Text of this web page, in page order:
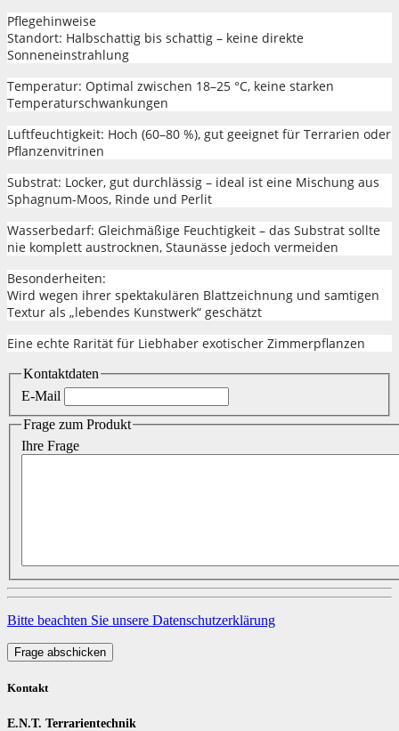
Pflegehinweise
Standort: Halbschattig bis schattig – keine direkte
Sonneneinstrahlung
Temperatur: Optimal zwischen 18–25 °C, keine starken
Temperaturschwankungen
Luftfeuchtigkeit: Hoch (60–80 %), gut geeignet für Terrarien oder
Pflanzenvitrinen
Substrat: Locker, gut durchlässig – ideal ist eine Mischung aus
Sphagnum-Moos, Rinde und Perlit
Wasserbedarf: Gleichmäßige Feuchtigkeit – das Substrat sollte
nie komplett austrocknen, Staunässe jedoch vermeiden
Besonderheiten:
Wird wegen ihrer spektakulären Blattzeichnung und samtigen
Textur als „lebendes Kunstwerk“ geschätzt
Eine echte Rarität für Liebhaber exotischer Zimmerpflanzen
Kontaktdaten
E-Mail
Frage zum Produkt
Ihre Frage
Bitte beachten Sie unsere Datenschutzerklärung
Frage abschicken
Kontakt
E.N.T. Terrarientechnik